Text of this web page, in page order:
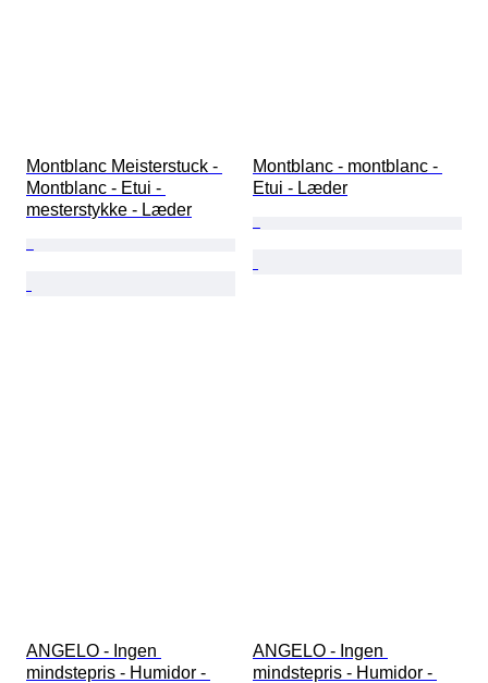
Montblanc Meisterstuck -
Montblanc - Etui -
mesterstykke - Læder
Montblanc - montblanc -
Etui - Læder
ANGELO - Ingen
mindstepris - Humidor -
ANGELO - Ingen
mindstepris - Humidor -